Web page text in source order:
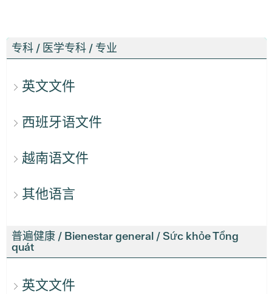
专科 / 医学专科 / 专业
英文文件
西班牙语文件
越南语文件
其他语言
普遍健康 / Bienestar general / Sức khỏe Tổng
quát
英文文件